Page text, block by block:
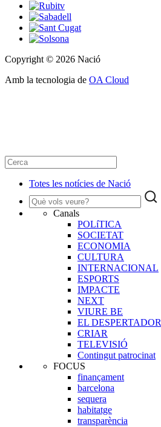
Copyright © 2026 Nació
Amb la tecnologia de OA Cloud
Totes les notícies de Nació
Canals
POLíTICA
SOCIETAT
ECONOMIA
CULTURA
INTERNACIONAL
ESPORTS
IMPACTE
NEXT
VIURE BE
EL DESPERTADOR
CRIAR
TELEVISIÓ
Contingut patrocinat
FOCUS
finançament
barcelona
sequera
habitatge
transparència